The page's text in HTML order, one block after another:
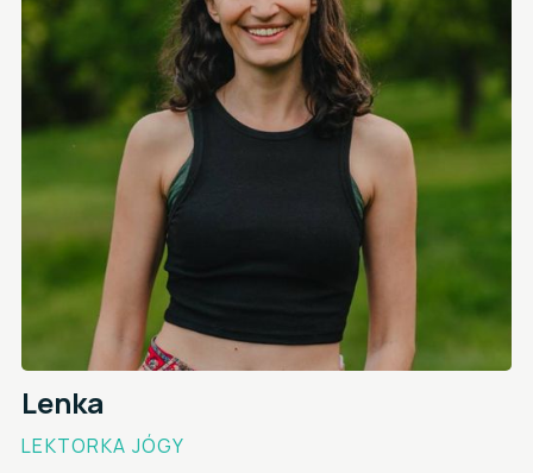
Lenka
LEKTORKA JÓGY